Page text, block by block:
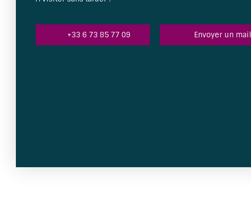
+33 6 73 85 77 09 Envoyer un mail